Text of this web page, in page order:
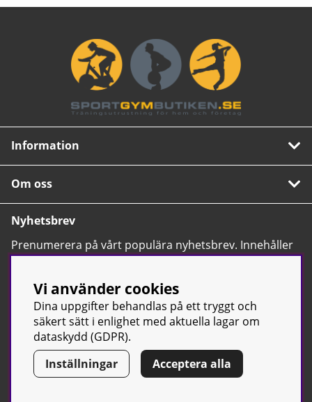
Information
Om oss
Nyhetsbrev
Prenumerera på vårt populära nyhetsbrev. Innehåller
tips, nyheter och våra allra bästa erbjudanden.
© Sport & Gym Butiken JTC AB | Kontakta oss| All rights reserved
| Org.nr: 556668-7058 | Tel: 0500-42 87 00
Vi använder cookies
Dina uppgifter behandlas på ett tryggt och
säkert sätt i enlighet med aktuella lagar om
dataskydd (GDPR).
Inställningar
Acceptera alla